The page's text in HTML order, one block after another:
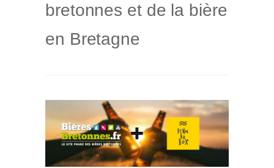
bretonnes et de la bière
en Bretagne